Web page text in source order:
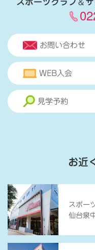
お問い合わせ
WEB入会
見学予約
お近
スポー
仙台泉